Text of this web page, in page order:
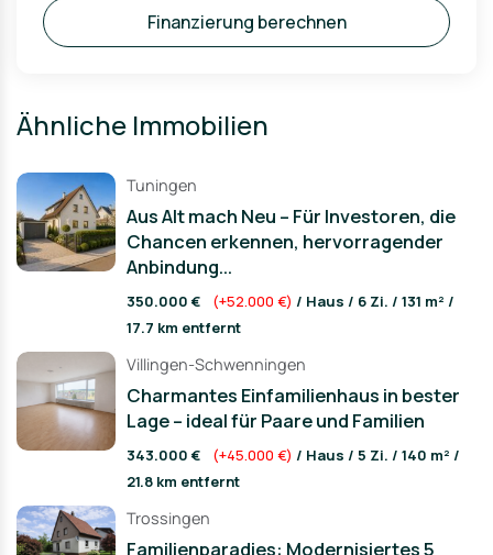
Finanzierung berechnen
Ähnliche Immobilien
Tuningen
Aus Alt mach Neu – Für Investoren, die
Chancen erkennen, hervorragender
Anbindung...
350.000 € (+52.000 €) / Haus / 6 Zi. / 131 m² /
17.7 km entfernt
Villingen-Schwenningen
Charmantes Einfamilienhaus in bester
Lage – ideal für Paare und Familien
343.000 € (+45.000 €) / Haus / 5 Zi. / 140 m² /
21.8 km entfernt
Trossingen
Familienparadies: Modernisiertes 5